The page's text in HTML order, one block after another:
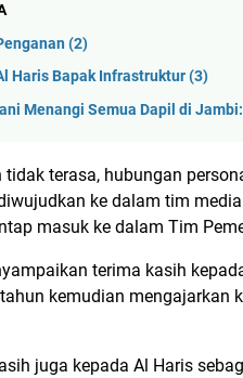
(2)
Haris Bapak Infrastruktur (3)
Menangi Semua Dapil di
tidak terasa, hubungan
ke dalam tim
masuk ke dalam Tim
terima kasih
kemudian mengajarkan
juga kepada Al Haris